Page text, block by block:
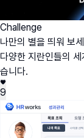
Challenge
나만의 별을 띄워
다양한 지란인들의
습니다.
9